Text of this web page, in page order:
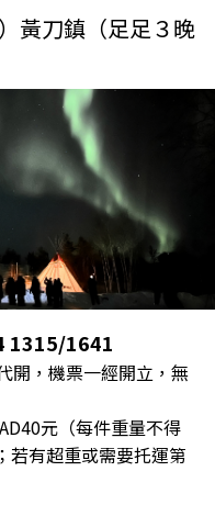
黃刀鎮（足足３晚
1315/1641
開，機票一經開立，無
元（每件重量不得
若有超重或需要托運第